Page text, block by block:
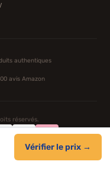
authentiques
avis Amazon
réservés.
CookiesVérifier le prix →